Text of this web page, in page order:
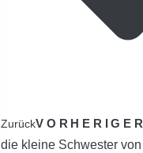
ZurückVORHERIGER
die kleine Schwester von